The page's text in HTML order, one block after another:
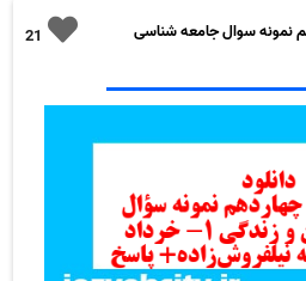
21
نمونه سوال جامعه شناسی